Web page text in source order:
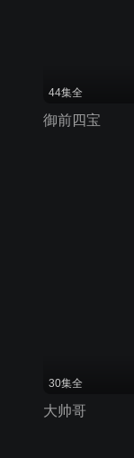
44集全
御前四宝
30集全
大帅哥